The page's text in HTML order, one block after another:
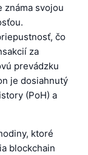
známa svojou
čo
za
prevádzku
je dosiahnutý
(PoH) a
ktoré
blockchain